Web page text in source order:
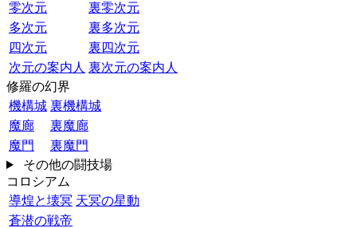
零次元
裏零次元
多次元
裏多次元
四次元
裏四次元
次元の案内人 裏次元の案内人
修羅の幻界
機構城 裏機構城
魔廊
裏魔廊
魔門
裏魔門
その他の闘技場
コロシアム
導煌と壊冥 天冥の星動
蒼潜の戦帝